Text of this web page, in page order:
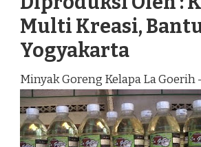
Multi Kreasi,
Yogyakarta
Minyak Goreng Kelapa La Goerih